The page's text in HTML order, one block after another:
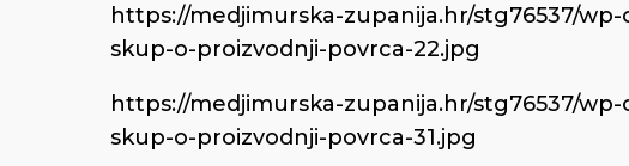
https://medjimurska-zupanija.hr/stg76537/
skup-o-proizvodnji-povrca-22.jpg
https://medjimurska-zupanija.hr/stg76537/
skup-o-proizvodnji-povrca-31.jpg